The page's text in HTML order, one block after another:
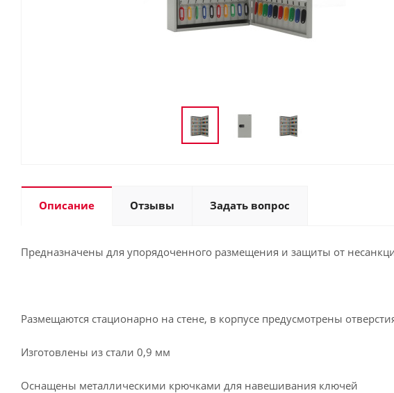
Описание Отзывы Задать вопрос
Предназначены для упорядоченного размещения и защиты от
Размещаются стационарно на стене, в корпусе предусмотрены
Изготовлены из стали 0,9 мм
Оснащены металлическими крючками для навешивания ключей